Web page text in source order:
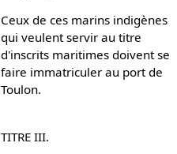
Ceux de ces marins indigènes
qui veulent servir au titre
d'inscrits maritimes doivent se
faire immatriculer au port de
Toulon.
TITRE III.